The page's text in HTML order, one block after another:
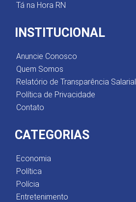
Tá na Hora RN
INSTITUCIONAL
Anuncie Conosco
Quem Somos
Relatório de Transparência Salarial
Política de Privacidade
Contato
CATEGORIAS
Economia
Política
Polícia
Entretenimento